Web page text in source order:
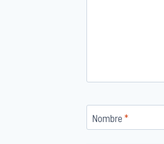
Nombre *